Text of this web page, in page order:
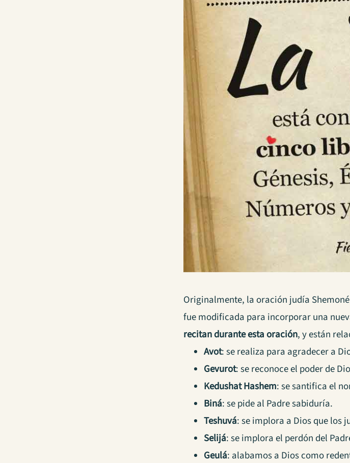
Originalmente, la oración judía
fue modificada para incorporar una
recitan durante esta oración, y están
Avot: se realiza para agradecer a
Gevurot: se reconoce el poder de
Kedushat Hashem: se santifica el
Biná: se pide al Padre sabiduría.
Teshuvá: se implora a Dios que los
Selijá: se implora el perdón del
Geulá: alabamos a Dios como